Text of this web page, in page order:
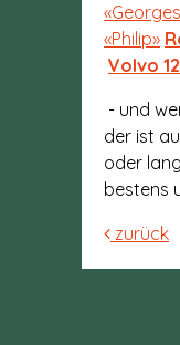
«Philip»
Volvo
- und
der ist
oder
bestens
zurück